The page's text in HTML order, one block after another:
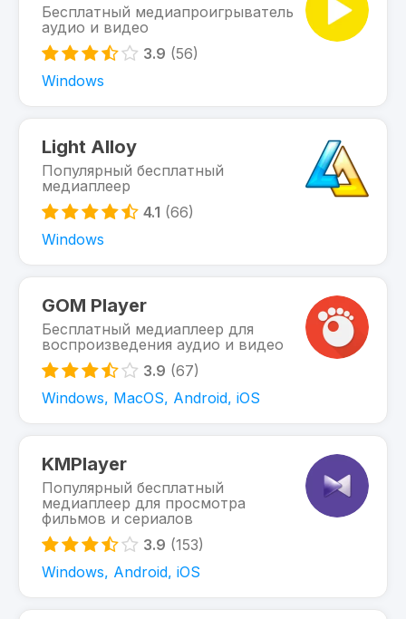
Бесплатный медиапроигрыватель
аудио и видео
3.9 (56)
Windows
Light Alloy
Популярный бесплатный
медиаплеер
4.1 (66)
Windows
GOM Player
Бесплатный медиаплеер для
воспроизведения аудио и видео
3.9 (67)
Windows, MacOS, Android, iOS
KMPlayer
Популярный бесплатный
медиаплеер для просмотра
фильмов и сериалов
3.9 (153)
Windows, Android, iOS